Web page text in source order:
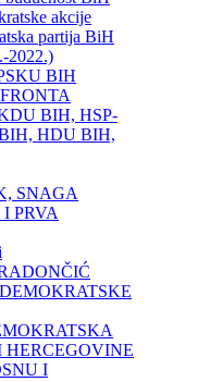
akcije
partija BiH
2022.)
BIH
BIH, HSP-
HDU BIH,
SNAGA
PRVA
HERCEGOVINE
I